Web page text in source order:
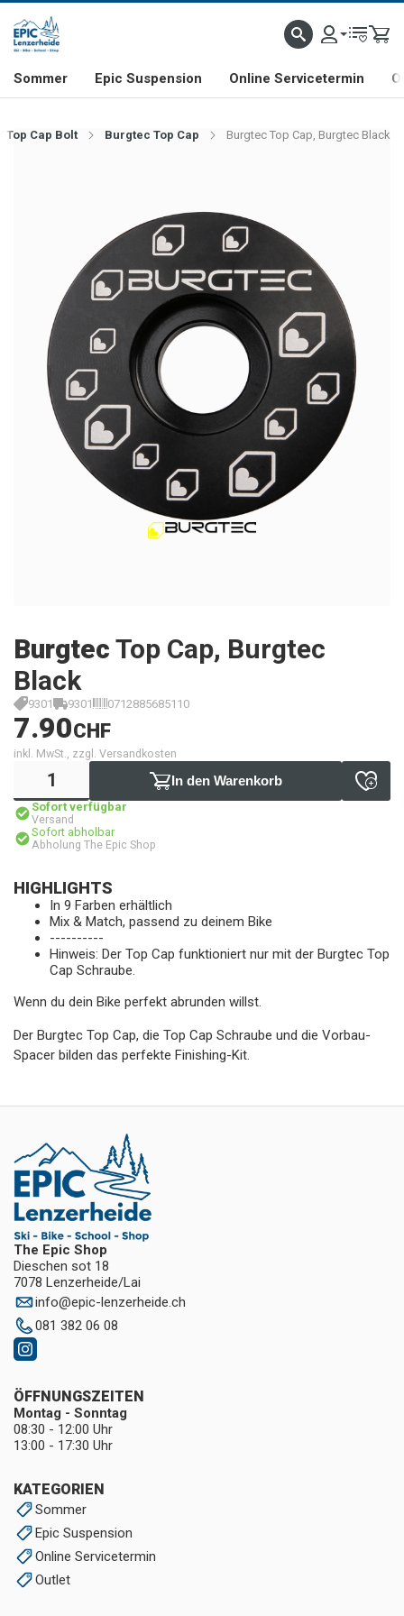
& FREERIDE-SPEZIALIST SCHWEIZER FIRMA SHOP & SHOWROOM IN
Sommer Epic Suspension Online Servicetermin
Top Cap Bolt Burgtec Top Cap Burgtec Top Cap, Burgtec Black
Burgtec Top Cap, Burgtec
Black
9301 9301 0712885685110
7.90CHF
inkl. MwSt., zzgl. Versandkosten
In den Warenkorb
Sofort verfügbar
Versand
Sofort abholbar
Abholung The Epic Shop
HIGHLIGHTS
In 9 Farben erhältlich
Mix & Match, passend zu deinem Bike
----------
Hinweis: Der Top Cap funktioniert nur mit der Burgtec Top
Cap Schraube.
Wenn du dein Bike perfekt abrunden willst.
Der Burgtec Top Cap, die Top Cap Schraube und die Vorbau-
Spacer bilden das perfekte Finishing-Kit.
The Epic Shop
Dieschen sot 18
7078 Lenzerheide/Lai
info@epic-lenzerheide.ch
081 382 06 08
KATEGORIEN
Sommer
Epic Suspension
Online Servicetermin
Outlet
ÖFFNUNGSZEITEN
Montag - Sonntag
08:30 - 12:00 Uhr
13:00 - 17:30 Uhr